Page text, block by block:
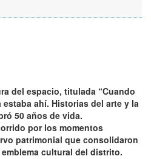
del espacio, titulada “Cuando
ahí. Historias del arte y la
50 años de vida.
por los momentos
patrimonial que consolidaron
cultural del distrito.